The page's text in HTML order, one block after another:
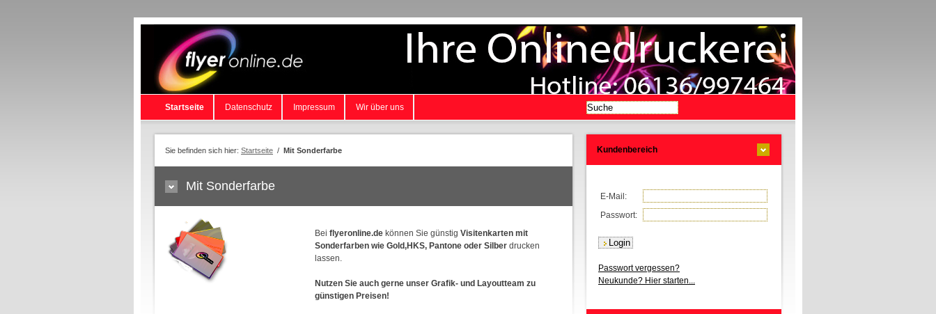
Startseite Datenschutz Impressum Wir über uns
Sie befinden sich hier: Startseite / Mit Sonderfarbe
Mit Sonderfarbe
Bei flyeronline.de können Sie günstig Visitenkarten mit
Sonderfarben wie Gold,HKS, Pantone oder Silber drucken
lassen.
Nutzen Sie auch gerne unser Grafik- und Layoutteam zu
günstigen Preisen!
Kundenbereich
E-Mail:
Passwort:
Passwort vergessen?
Neukunde? Hier starten...